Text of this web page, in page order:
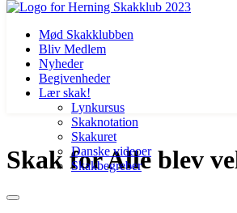
til
indhold
Mød Skakklubben
Bliv Medlem
Nyheder
Begivenheder
Lær skak!
Lynkursus
Skaknotation
Skakuret
Danske videoer
Skakbegreber
Skak for Alle blev